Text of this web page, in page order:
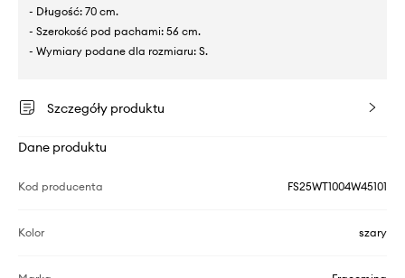
- Długość: 70 cm.
- Szerokość pod pachami: 56 cm.
- Wymiary podane dla rozmiaru: S.
Szczegóły produktu
Dane produktu
Kod producenta FS25WT1004W45101
Kolor szary